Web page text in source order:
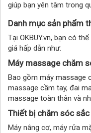
giúp bạn yên tâm trong
Danh mục sản phẩm
Tại OKBUY.vn, bạn có
giá hấp dẫn như:
Máy massage chăm
Bao gồm máy massage
massage cầm tay, đai
massage toàn thân và
Thiết bị chăm sóc sắc
Máy nâng cơ, máy rửa